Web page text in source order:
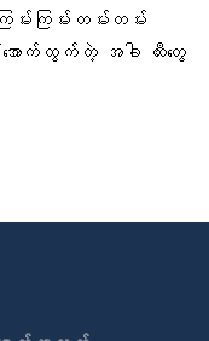
ြမ်းကြမ်းတမ်းတမ်း
ာက်ထွက်တဲ့ အခါ ထီးတွေ